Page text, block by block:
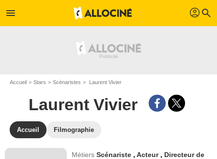
menu profil search
Accueil Stars Scénaristes Laurent Vivier
Laurent Vivier
Accueil Filmographie
MétiersScénariste ,Acteur , Directeur de